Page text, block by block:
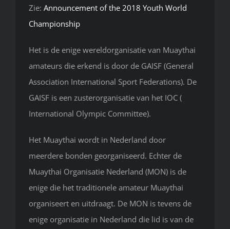
Zie: Announcement of the 2018 Youth World
Championship
Het is de enige wereldorganisatie van Muaythai
amateurs die erkend is door de GAISF (General
Association International Sport Federations). De
GAISF is een zusterorganisatie van het IOC (
International Olympic Committee).
Het Muaythai wordt in Nederland door
meerdere bonden georganiseerd. Echter de
Muaythai Organisatie Nederland (MON) is de
enige die het traditionele amateur Muaythai
organiseert en uitdraagt. De MON is tevens de
enige organisatie in Nederland die lid is van de